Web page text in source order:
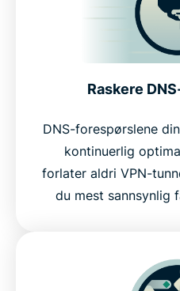
Raskere
DNS-forespørslene
kontinuerlig
forlater aldri VPN-
du mest sannsynlig